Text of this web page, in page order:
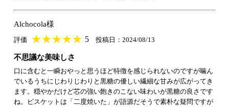
Alchocola様
評価 ★★★★★
★★★★★ 5 投稿日：2024/08/13
不思議な美味しさ
口に含むと一瞬おやっと思うほど特徴を感じられないのですが噛ん
でいるうちにじわりじわりと黒糖の優しい繊細な甘みが広がってき
ます。穏やかだけど芯の強い飽きのこない味わいが黒糖の良さです
ね。ビスケットは「二度焼いた」が語源だそうで素朴な疑問ですが